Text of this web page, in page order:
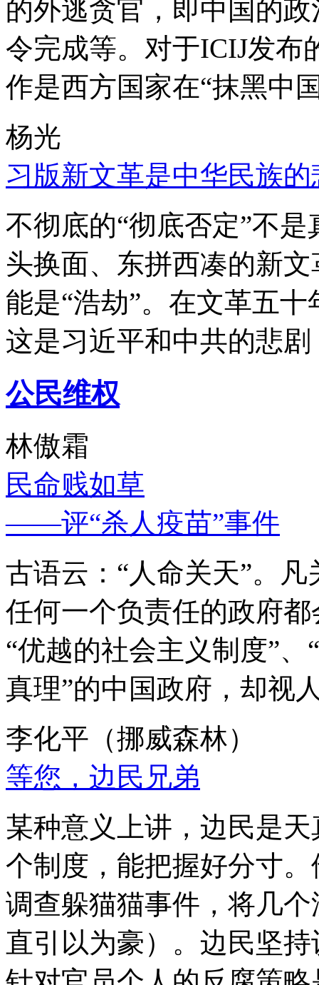
的外逃贪官，即中国的
令完成等。对于ICIJ发布
作是西方国家在“抹黑中
杨光
习版新文革是中华民族的
不彻底的“彻底否定”不
头换面、东拼西凑的新
能是“浩劫”。在文革五
这是习近平和中共的悲
公民维权
林傲霜
民命贱如草
——评“杀人疫苗”事件
古语云：“人命关天”。
任何一个负责任的政府
“优越的社会主义制度”
真理”的中国政府，却视
李化平（挪威森林）
等您，边民兄弟
某种意义上讲，边民是
个制度，能把握好分寸
调查躲猫猫事件，将几
直引以为豪）。边民坚